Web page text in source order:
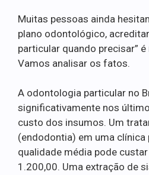
Muitas pessoas ainda
plano odontológico,
particular quando precisar”
Vamos analisar os fatos.
A odontologia particular no
significativamente nos
custo dos insumos. Um
(endodontia) em uma clínica
qualidade média pode
1.200,00. Uma extração de